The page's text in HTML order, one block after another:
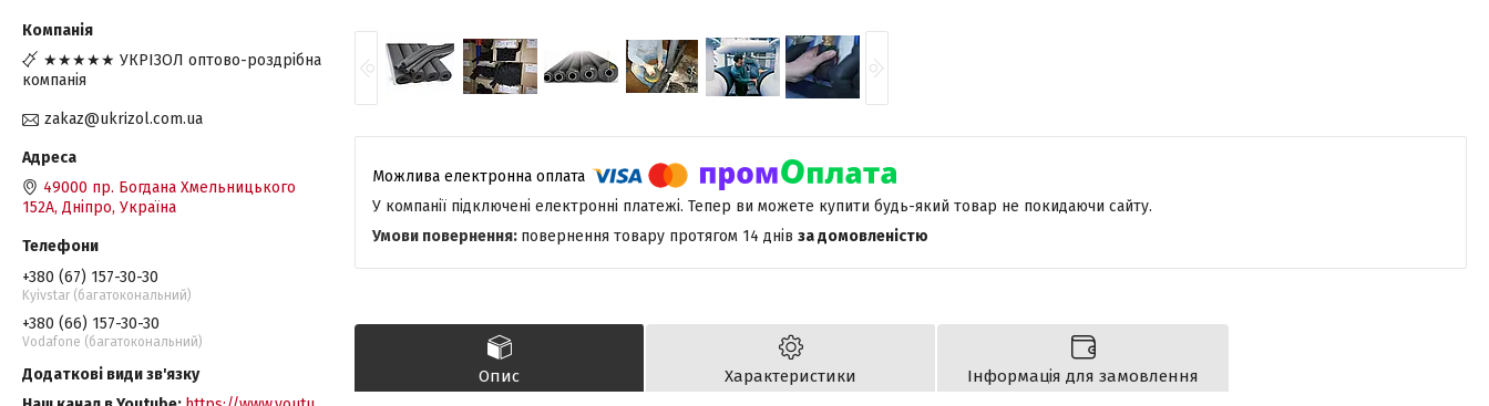
У компанії підключені електронні платежі. Тепер ви можете купити будь-який товар не покидаючи сайту.
повернення товару протягом 14 днів за домовленістю
Опис Характеристики Інформація для замовлення
★★★★★ УКРІЗОЛ оптово-роздрібна
компанія
zakaz@ukrizol.com.ua
49000 пр. Богдана Хмельницького
152А, Дніпро, Україна
+380 (67) 157-30-30
Kyivstar (багатокональний)
+380 (66) 157-30-30
Vodafone (багатокональний)